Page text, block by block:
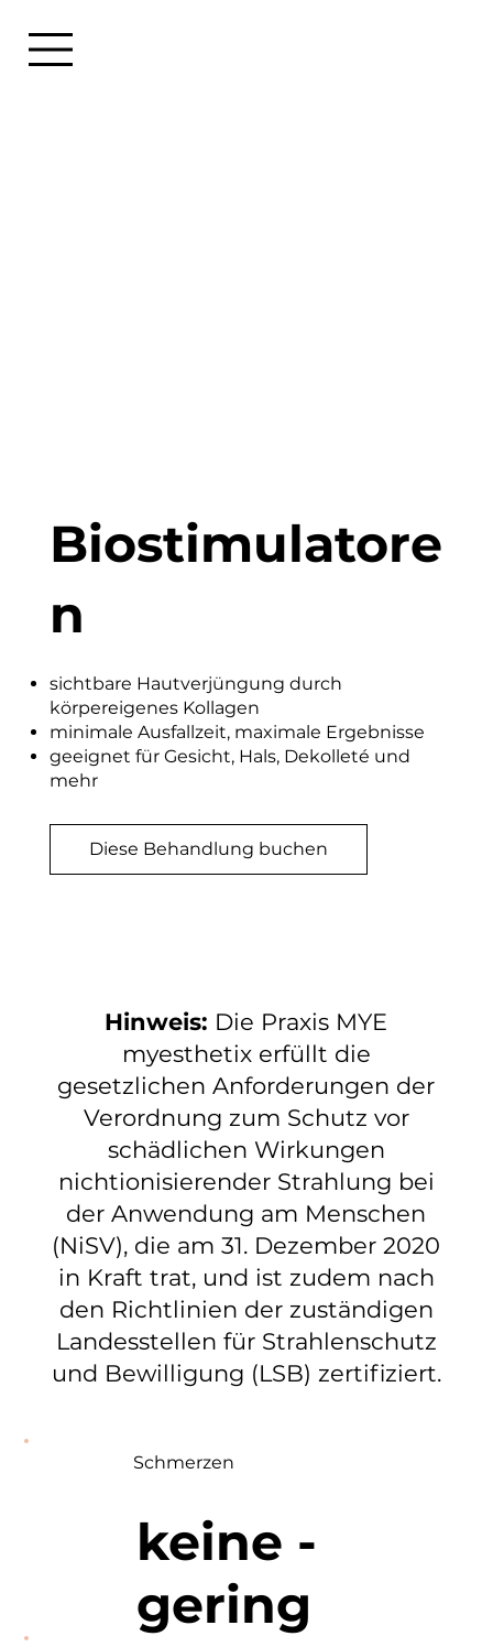
keine -
gering
Schmerzen
Hinweis: Die Praxis MYE
myesthetix erfüllt die
gesetzlichen Anforderungen der
Verordnung zum Schutz vor
schädlichen Wirkungen
nichtionisierender Strahlung bei
der Anwendung am Menschen
(NiSV), die am 31. Dezember 2020
in Kraft trat, und ist zudem nach
den Richtlinien der zuständigen
Landesstellen für Strahlenschutz
und Bewilligung (LSB) zertifiziert.
Biostimulatore
n
sichtbare Hautverjüngung durch
körpereigenes Kollagen
minimale Ausfallzeit, maximale Ergebnisse
geeignet für Gesicht, Hals, Dekolleté und
mehr
Diese Behandlung buchen